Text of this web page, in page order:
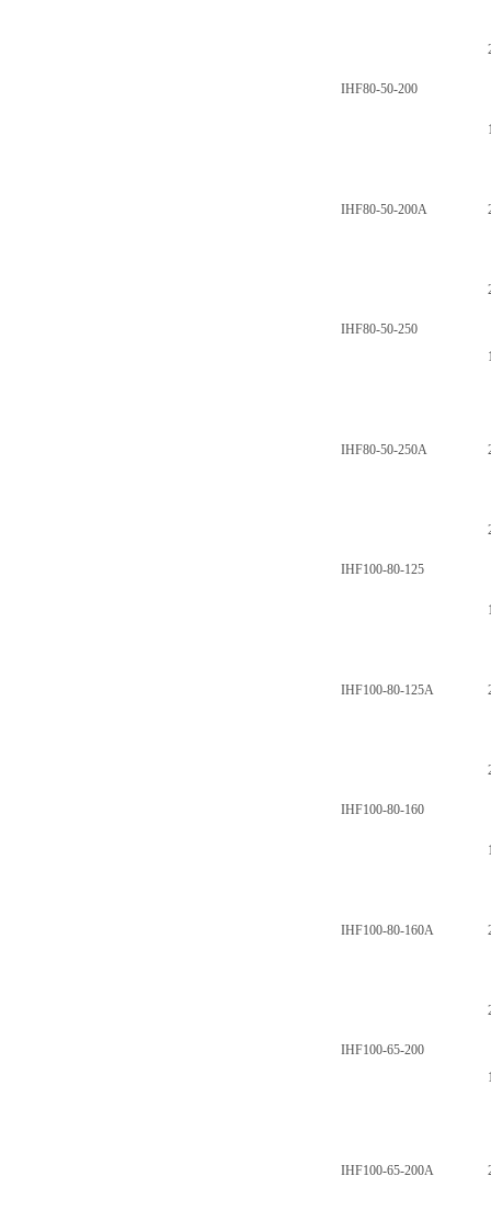
IHF80-50-200
IHF80-50-200A
IHF80-50-250
IHF80-50-250A
IHF100-80-125
IHF100-80-125A
IHF100-80-160
IHF100-80-160A
IHF100-65-200
IHF100-65-200A